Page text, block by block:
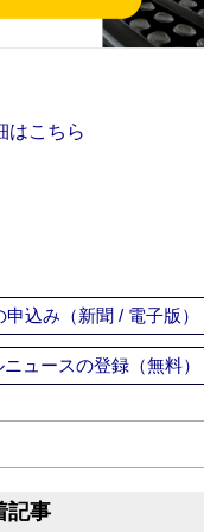
はこちら
申込み（新聞 / 電子版）
ュースの登録（無料）
記事